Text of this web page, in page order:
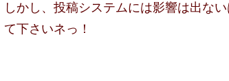
しかし、投稿システムには影響は出な
て下さいネっ！